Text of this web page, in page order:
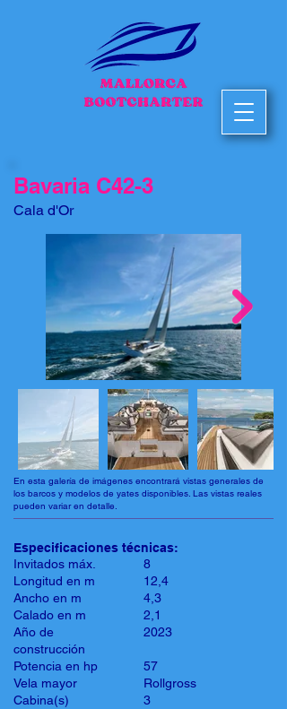
Bavaria C42-3
Cala d'Or
En esta galería de imágenes encontrará vistas generales de
los barcos y modelos de yates disponibles. Las vistas reales
pueden variar en detalle.
Especificaciones técnicas:
Invitados máx.
Longitud en m
Ancho en m
Calado en m
Año de
construcción
Potencia en hp
Vela mayor
Cabina(s)
8
12,4
4,3
2,1
2023
57
Rollgross
3